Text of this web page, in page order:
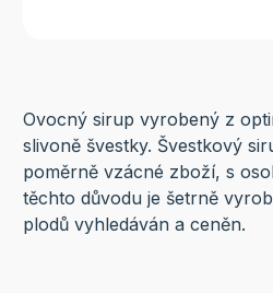
Ovocný sirup vyrobený z
slivoně švestky. Švestkový
poměrně vzácné zboží, s
těchto důvodu je šetrně
plodů vyhledáván a ceněn.